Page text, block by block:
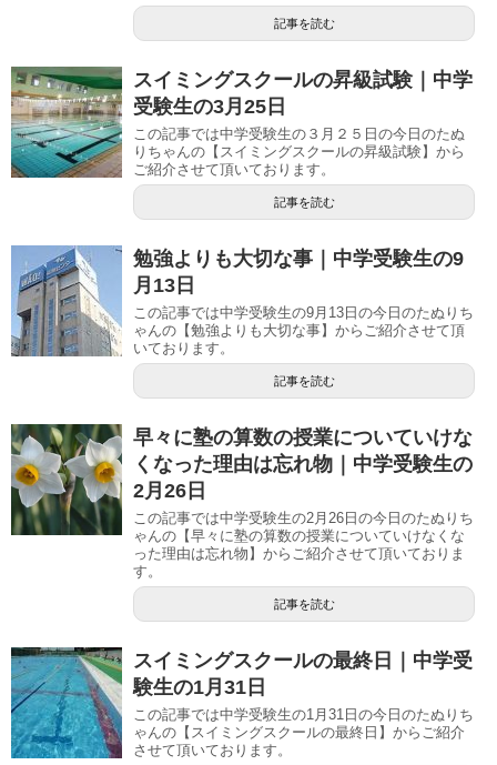
記事を読む
スイミングスクールの昇級試験｜中学
受験生の3月25日
この記事では中学受験生の３月２５日の今日のたぬ
りちゃんの【スイミングスクールの昇級試験】から
ご紹介させて頂いております。
記事を読む
勉強よりも大切な事｜中学受験生の9
月13日
この記事では中学受験生の9月13日の今日のたぬりち
ゃんの【勉強よりも大切な事】からご紹介させて頂
いております。
記事を読む
早々に塾の算数の授業についていけな
くなった理由は忘れ物｜中学受験生の
2月26日
この記事では中学受験生の2月26日の今日のたぬりち
ゃんの【早々に塾の算数の授業についていけなくな
った理由は忘れ物】からご紹介させて頂いておりま
す。
記事を読む
スイミングスクールの最終日｜中学受
験生の1月31日
この記事では中学受験生の1月31日の今日のたぬりち
ゃんの【スイミングスクールの最終日】からご紹介
させて頂いております。